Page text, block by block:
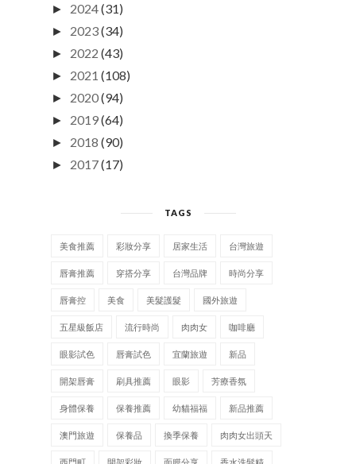
► 2024(31)
► 2023(34)
► 2022 (43)
► 2021 (108)
► 2020(94)
► 2019(64)
► 2018 (90)
► 2017(17)
TAGS
美食推薦 彩妝分享 居家生活 台灣旅遊
唇膏推薦 穿搭分享 台灣品牌 時尚分享
唇膏控 美食 美髮護髮 國外旅遊
五星級飯店 流行時尚 肉肉女 咖啡廳
眼影試色 唇膏試色 宜蘭旅遊 新品
開架唇膏 刷具推薦 眼影 芳療香氛
身體保養 保養推薦 幼貓福福 新品推薦
澳門旅遊 保養品 換季保養 肉肉女出頭天